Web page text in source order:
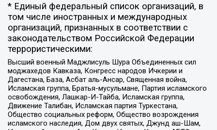
* Единый федеральный список организаций, в
том числе иностранных и международных
организаций, признанных в соответствии с
законодательством Российской Федерации
террористическими:
Высший военный Маджлисуль Шура Объединенных сил
моджахедов Кавказа, Конгресс народов Ичкерии и
Дагестана, База, Асбат аль-Ансар, Священная война,
Исламская группа, Братья-мусульмане, Партия исламского
освобождения, Лашкар-И-Тайба, Исламская группа,
Движение Талибан, Исламская партия Туркестана,
Общество социальных реформ, Общество возрождения
исламского наследия, Дом двух святых, Джунд аш-Шам,